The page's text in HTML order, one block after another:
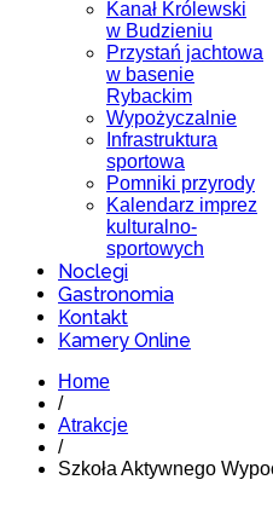
Kanał Królewski
w Budzieniu
Przystań jachtowa
w basenie
Rybackim
Wypożyczalnie
Infrastruktura
sportowa
Pomniki przyrody
Kalendarz imprez
kulturalno-
sportowych
Noclegi
Gastronomia
Kontakt
Kamery Online
Home
/
Atrakcje
/
Szkoła Aktywnego